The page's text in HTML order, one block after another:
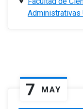
Administrativas
7 MAY